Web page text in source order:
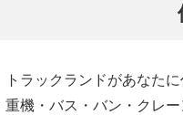
ラックランドがあなた
機・バス・バン・クレ